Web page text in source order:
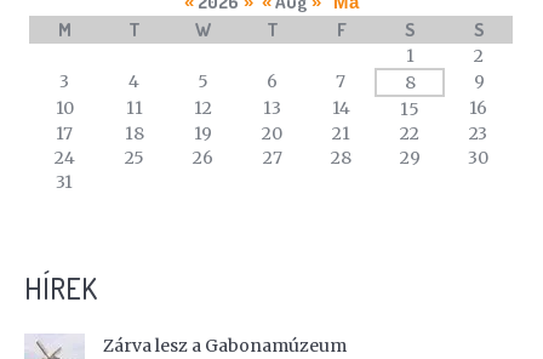
calendar
events
M T W T F S S
1
2
3
4 5 6 7 8
9
10
11 12 13 14 15
16
17
18 19 20 21 22
23
24
25 26 27 28 29
30
31
HÍREK
Zárva lesz a Gabonamúzeum